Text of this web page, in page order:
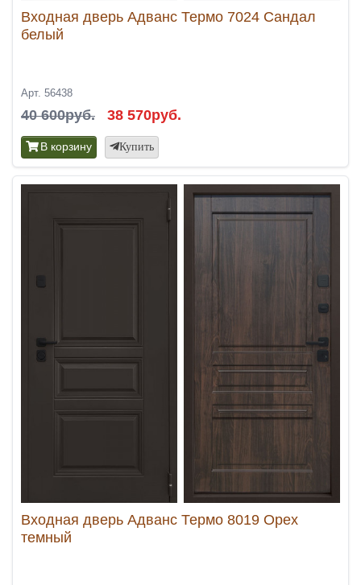
Входная дверь Адванс Термо 7024 Сандал
белый
Арт. 56438
40 600руб. 38 570руб.
В корзину Купить
Входная дверь Адванс Термо 8019 Орех
темный